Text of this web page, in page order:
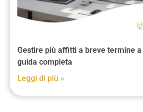
Gestire più affitti a breve termine a
guida completa
Leggi di più »